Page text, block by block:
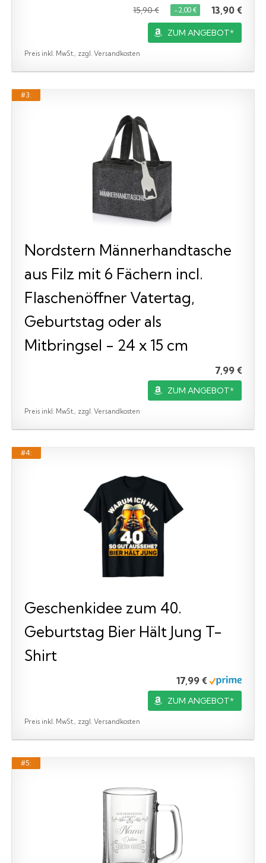
15,90 € −2,00 € 13,90 €
ZUM ANGEBOT*
Preis inkl. MwSt., zzgl. Versandkosten
#3:
Nordstern Männerhandtasche
aus Filz mit 6 Fächern incl.
Flaschenöffner Vatertag,
Geburtstag oder als
Mitbringsel - 24 x 15 cm
7,99 €
ZUM ANGEBOT*
Preis inkl. MwSt., zzgl. Versandkosten
#4:
Geschenkidee zum 40.
Geburtstag Bier Hält Jung T-
Shirt
17,99 €
ZUM ANGEBOT*
Preis inkl. MwSt., zzgl. Versandkosten
#5: